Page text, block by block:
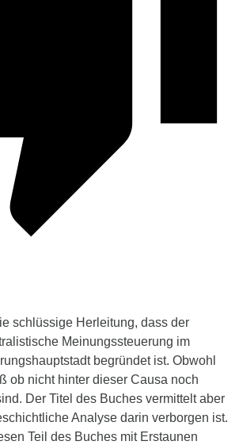
schlüssige Herleitung, dass der
Meinungssteuerung im
begründet ist. Obwohl
ob nicht hinter dieser Causa noch
Der Titel des Buches vermittelt aber
Analyse darin verborgen ist.
Teil des Buches mit Erstaunen